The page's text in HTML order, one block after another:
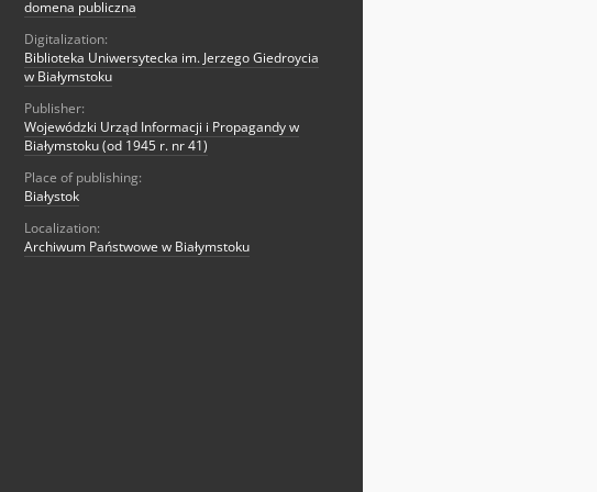
domena publiczna
Digitalization:
Biblioteka Uniwersytecka im. Jerzego Giedroycia
w Białymstoku
Publisher:
Wojewódzki Urząd Informacji i Propagandy w
Białymstoku (od 1945 r. nr 41)
Place of publishing:
Białystok
Localization:
Archiwum Państwowe w Białymstoku